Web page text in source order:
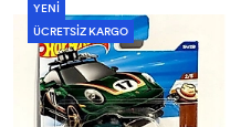
YENİ
ÜCRETSİZ KARGO